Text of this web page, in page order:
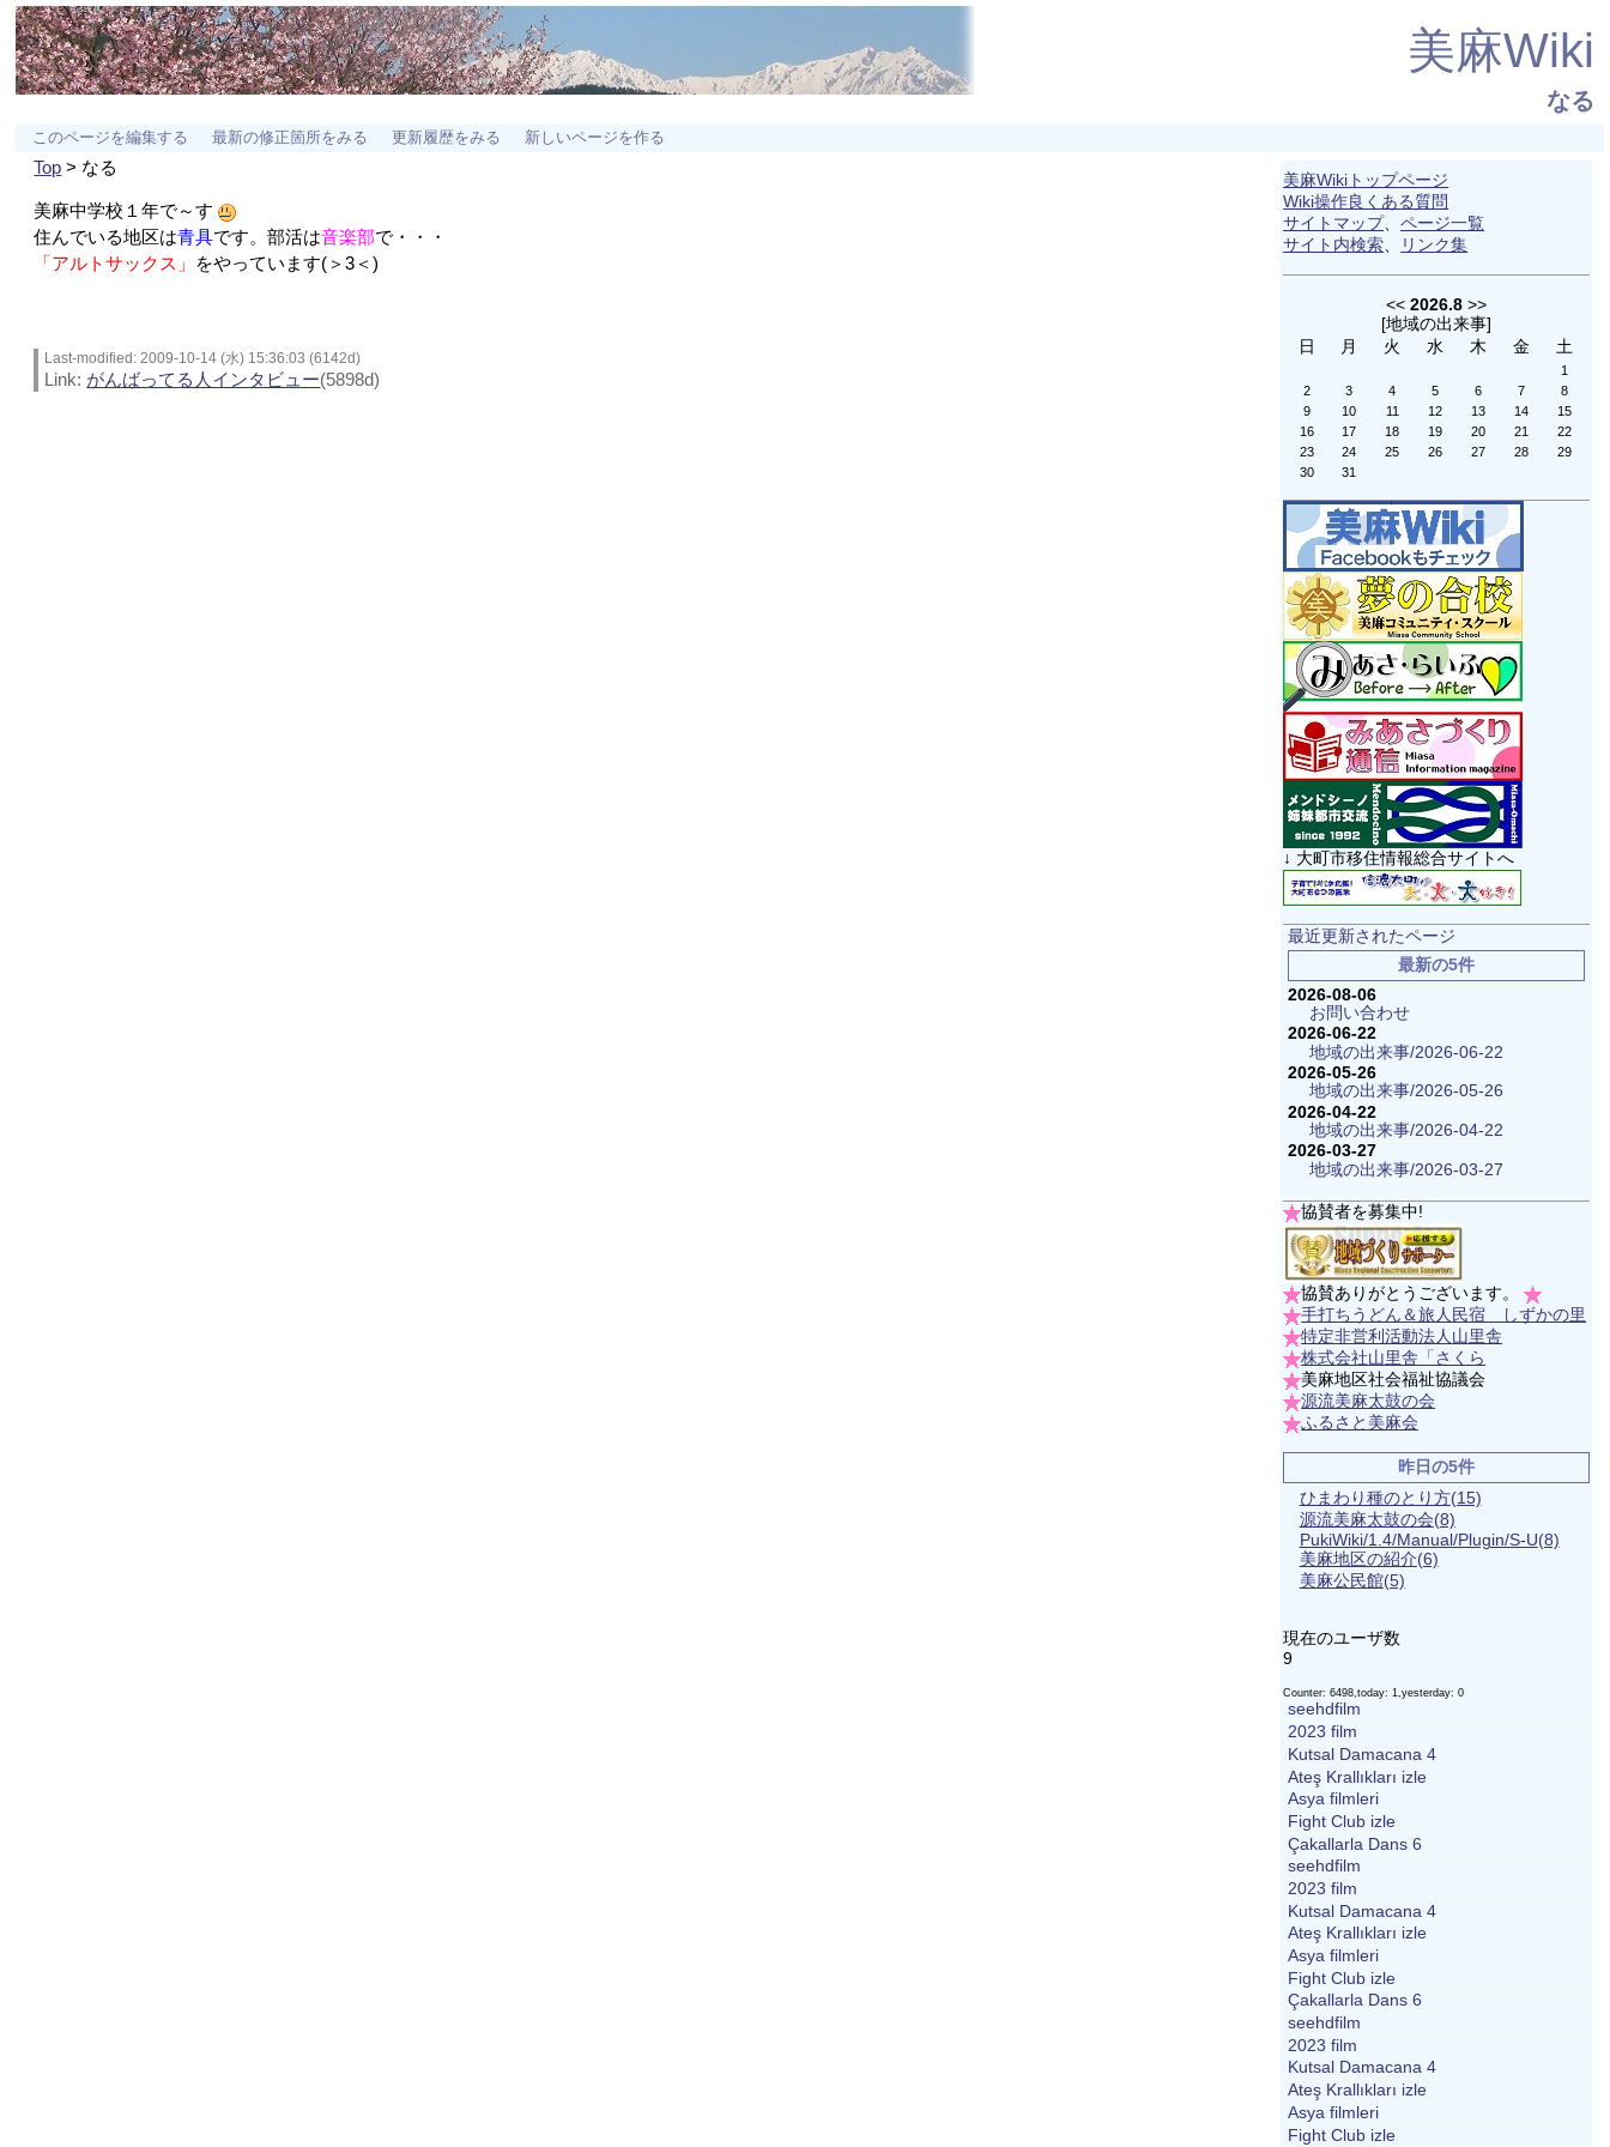
美麻Wiki
なる
このページを編集する 最新の修正箇所をみる 更新履歴をみる 新しいページを作る
Top > なる
美麻中学校１年で～す
住んでいる地区は青具です。部活は音楽部で・・・
「アルトサックス」 をやっています(＞3＜)
Last-modified: 2009-10-14 (水) 15:36:03 (6142d)
Link: がんばってる人インタビュー(5898d)
美麻Wikiトップページ
Wiki操作良くある質問
サイトマップ、ページ一覧
サイト内検索、 リンク集
<< 2026.8 >>
[地域の出来事]
日
月 火 水 木 金 土
1
2
3 4 5 6 7
8
9
10 11 12 13 14
15
16
17 18 19 20 21
22
23
24 25 26 27 28
29
30
31
↓ 大町市移住情報総合サイトへ
最近更新されたページ
最新の5件
2026-08-06
お問い合わせ
2026-06-22
地域の出来事/2026-06-22
2026-05-26
地域の出来事/2026-05-26
2026-04-22
地域の出来事/2026-04-22
2026-03-27
地域の出来事/2026-03-27
協賛者を募集中!
協賛ありがとうございます。
手打ちうどん＆旅人民宿 しずかの里
特定非営利活動法人山里舎
株式会社山里舎「さくら
美麻地区社会福祉協議会
源流美麻太鼓の会
ふるさと美麻会
昨日の5件
ひまわり種のとり方(15)
源流美麻太鼓の会(8)
PukiWiki/1.4/Manual/Plugin/S-U(8)
美麻地区の紹介(6)
美麻公民館(5)
現在のユーザ数
9
Counter: 6498,today: 1,yesterday: 0
seehdfilm
2023 film
Kutsal Damacana 4
Ateş Krallıkları izle
Asya filmleri
Fight Club izle
Çakallarla Dans 6
seehdfilm
2023 film
Kutsal Damacana 4
Ateş Krallıkları izle
Asya filmleri
Fight Club izle
Çakallarla Dans 6
seehdfilm
2023 film
Kutsal Damacana 4
Ateş Krallıkları izle
Asya filmleri
Fight Club izle